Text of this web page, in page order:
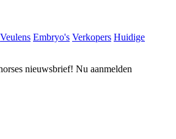
Veulens Embryo's Verkopers Huidige
nieuwsbrief! Nu aanmelden